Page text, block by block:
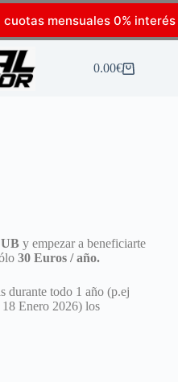
mensuales 0% interés
0.00€
y empezar a beneficiarte
30 Euros / año.
durante todo 1 año (p.ej
18 Enero 2026) los